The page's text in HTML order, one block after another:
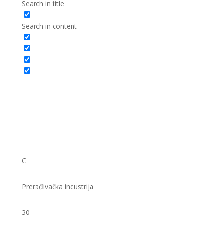
Search in title
Search in content
C
Prerađivačka industrija
30